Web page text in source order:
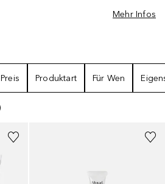
Mehr Infos
Preis Produktart Für Wen